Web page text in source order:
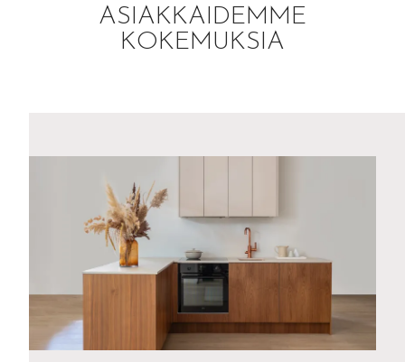
ASIAKKAIDEMME
KOKEMUKSIA